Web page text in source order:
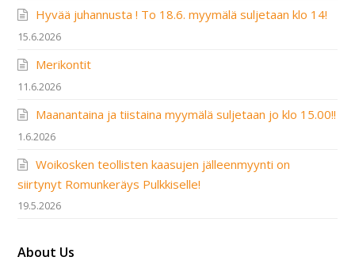
Hyvää juhannusta ! To 18.6. myymälä suljetaan klo 14!
15.6.2026
Merikontit
11.6.2026
Maanantaina ja tiistaina myymälä suljetaan jo klo 15.00!!
1.6.2026
Woikosken teollisten kaasujen jälleenmyynti on
siirtynyt Romunkeräys Pulkkiselle!
19.5.2026
About Us